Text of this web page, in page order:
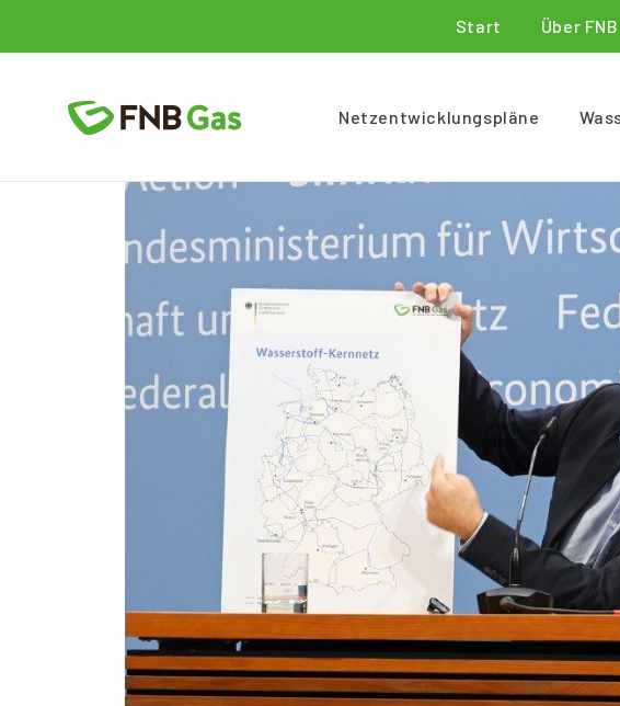
Start Über
Netzentwicklungspläne